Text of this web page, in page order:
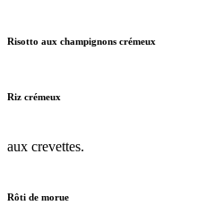
Risotto aux champignons crémeux
Riz crémeux
aux crevettes.
Rôti de morue